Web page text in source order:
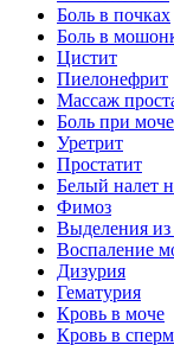
Боль в почках
Боль в
Цистит
Пиелонефрит
Массаж
Боль при
Уретрит
Простатит
Белый налет
Фимоз
Выделения из
Воспаление
Дизурия
Гематурия
Кровь в моче
Кровь в